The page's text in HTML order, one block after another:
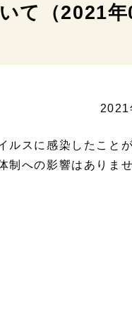
て（2021
2021
スに感染したこと
への影響はありませ